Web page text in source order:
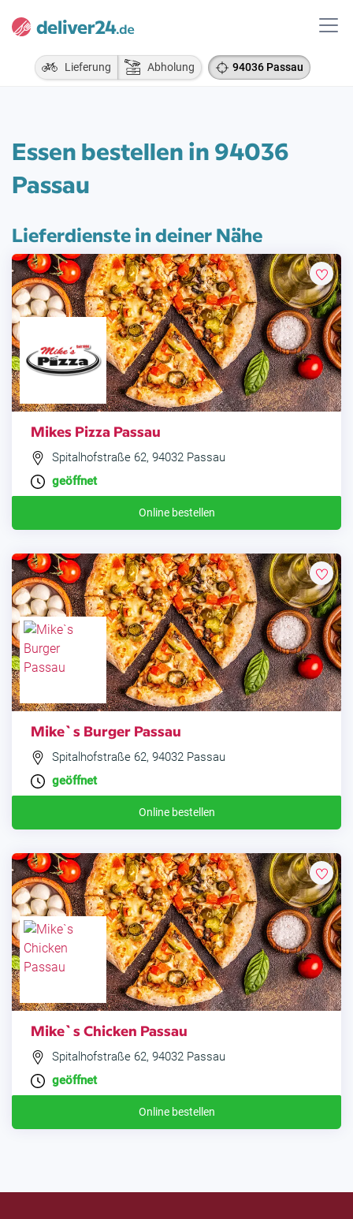
Lieferung Abholung 94036 Passau
Essen bestellen in 94036
Passau
Lieferdienste in deiner Nähe
Mikes Pizza Passau
Spitalhofstraße 62, 94032 Passau
geöffnet
Online bestellen
Mike`s Burger Passau
Spitalhofstraße 62, 94032 Passau
geöffnet
Online bestellen
Mike`s Chicken Passau
Spitalhofstraße 62, 94032 Passau
geöffnet
Online bestellen